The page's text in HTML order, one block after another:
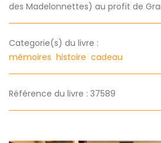
des Madelonnettes) au profit de
Categorie(s) du livre :
mémoires histoire cadeau
Référence du livre : 37589